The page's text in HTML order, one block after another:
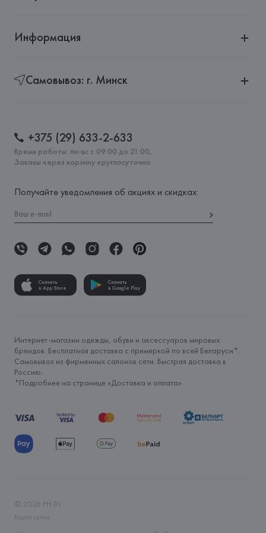
Информация
Самовывоз: г. Минск
+375 (29) 633-2-633
Время работы: пн-вс с 09:00 до 21:00,
Заказы через корзину круглосуточно
Получайте уведомления об акциях и скидках:
Скачать
в App Store
Скачать
в Google Play
Интернет-магазин одежды, обуви и аксессуаров мировых
брендов. Бесплатная доставка с примеркой по всей Беларуси*.
Самовывоз из фирменных салонов сети. Быстрая доставка в
Россию.
*Подробнее на странице «Доставка и оплата»
© 2026 FH.BY
Карта сайта